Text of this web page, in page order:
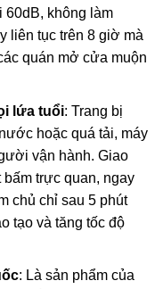
60dB, không làm
liên tục trên 8 giờ mà
quán mở cửa muộn
lứa tuổi: Trang bị
hoặc quá tải, máy
vận hành. Giao
trực quan, ngay
chủ chỉ sau 5 phút
tạo và tăng tốc độ
: Là sản phẩm của